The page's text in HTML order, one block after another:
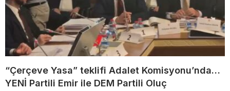
“Çerçeve Yasa” teklifi Adalet Komisyonu’nda…
YENİ Partili Emir ile DEM Partili Oluç